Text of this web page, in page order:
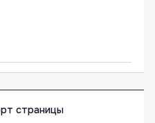
страницы